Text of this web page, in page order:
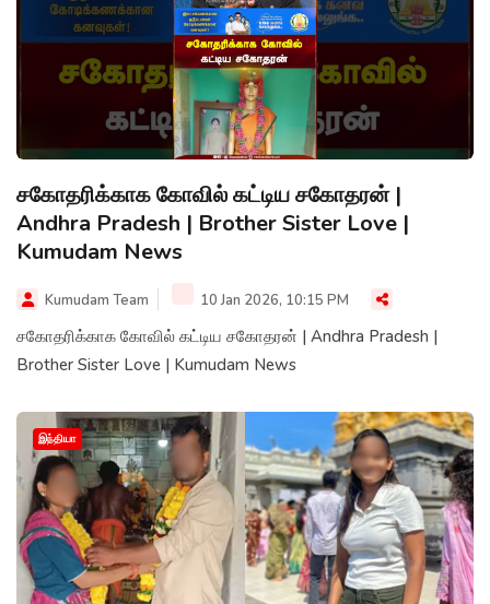
சகோதரிக்காக கோவில் கட்டிய சகோதரன் |
Andhra Pradesh | Brother Sister Love |
Kumudam News
Kumudam Team 10 Jan 2026, 10:15 PM
சகோதரிக்காக கோவில் கட்டிய சகோதரன் | Andhra Pradesh |
Brother Sister Love | Kumudam News
இந்தியா